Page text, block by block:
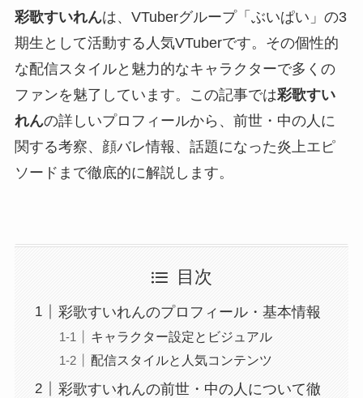
彩歌すいれんは、VTuberグループ「ぶいぱい」の3
期生として活動する人気VTuberです。その個性的
な配信スタイルと魅力的なキャラクターで多くの
ファンを魅了しています。この記事では彩歌すい
れんの詳しいプロフィールから、前世・中の人に
関する考察、顔バレ情報、話題になった炎上エピ
ソードまで徹底的に解説します。
目次
彩歌すいれんのプロフィール・基本情報
キャラクター設定とビジュアル
配信スタイルと人気コンテンツ
彩歌すいれんの前世・中の人について徹